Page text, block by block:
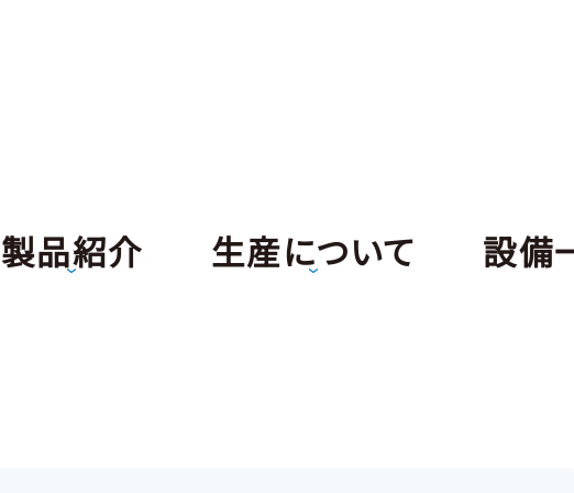
製品紹介 生産について 設備